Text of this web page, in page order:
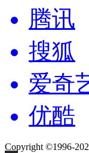
腾讯
搜狐
爱奇
优酷
Copyright ©1996-